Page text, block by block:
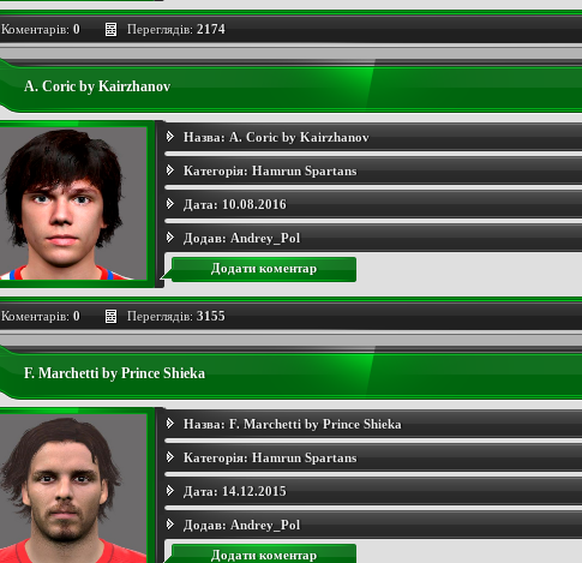
Коментарів: 0 Переглядів: 2174
A. Coric by Kairzhanov
Назва: A. Coric by Kairzhanov
Категорія: Hamrun Spartans
Дата: 10.08.2016
Додав: Andrey_Pol
Додати коментар
Коментарів: 0 Переглядів: 3155
F. Marchetti by Prince Shieka
Назва: F. Marchetti by Prince Shieka
Категорія: Hamrun Spartans
Дата: 14.12.2015
Додав: Andrey_Pol
Додати коментар